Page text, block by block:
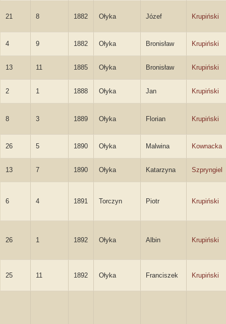
21 8 1882 Ołyka Józef Krupiński
4 9 1882 Ołyka Bronisław Krupiński
13 11 1885 Ołyka Bronisław Krupiński
2 1 1888 Ołyka Jan Krupiński
8 3 1889 Ołyka Florian Krupiński
26 5 1890 Ołyka Malwina Kownacka
13 7 1890 Ołyka Katarzyna Szpryngiel
6 4 1891 Torczyn Piotr Krupiński
26 1 1892 Ołyka Albin Krupiński
25 11 1892 Ołyka Franciszek Krupiński